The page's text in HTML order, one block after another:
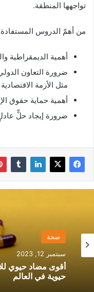
تواجهها المنطقة.
من أهمّ الدروس
أهمية الديمقراطية
ضرورة التعاون
مثل الأزمة
أهمية حماية حقوق
ضرورة إيجاد حلٍّ
صحة
سبتمبر 12, 2023
مطبخ
سبتمبر 6, 2023